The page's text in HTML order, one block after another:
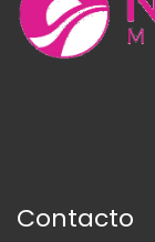
Contacto